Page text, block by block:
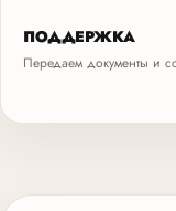
ПОДДЕРЖКА
Передаем документы и